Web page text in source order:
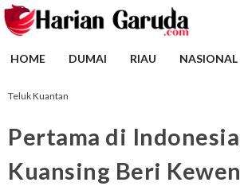
HOME DUMAI RIAU NASIONAL
Teluk Kuantan
Pertama di
Kuansing Beri